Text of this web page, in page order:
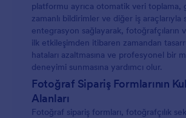
platformu ayrıca otomatik veri toplama,
zamanlı bildirimler ve diğer iş araçlarıyla
entegrasyon sağlayarak, fotoğrafçıların
ilk etkileşimden itibaren zamandan
hataları azaltmasına ve profesyonel bir
deneyimi sunmasına yardımcı olur.
Fotoğraf Sipariş Formlarının
Alanları
Fotoğraf sipariş formları, fotoğrafçılık